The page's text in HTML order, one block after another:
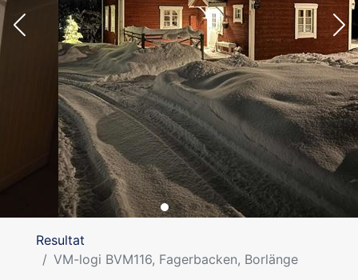
Resultat
VM-logi BVM116, Fagerbacken, Borlänge